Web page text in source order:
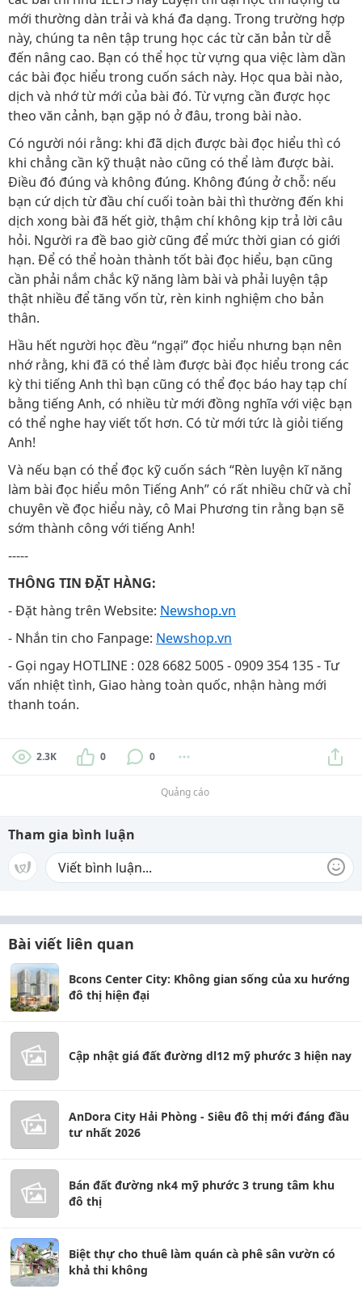
mới thường dàn trải và khá đa dạng. Trong trường hợp
này, chúng ta nên tập trung học các từ căn bản từ dễ
đến nâng cao. Bạn có thể học từ vựng qua việc làm dần
các bài đọc hiểu trong cuốn sách này. Học qua bài nào,
dịch và nhớ từ mới của bài đó. Từ vựng cần được học
theo văn cảnh, bạn gặp nó ở đâu, trong bài nào.
Có người nói rằng: khi đã dịch được bài đọc hiểu thì có
khi chẳng cần kỹ thuật nào cũng có thể làm được bài.
Điều đó đúng và không đúng. Không đúng ở chỗ: nếu
bạn cứ dịch từ đầu chí cuối toàn bài thì thường đến khi
dịch xong bài đã hết giờ, thậm chí không kịp trả lời câu
hỏi. Người ra đề bao giờ cũng để mức thời gian có giới
hạn. Để có thể hoàn thành tốt bài đọc hiểu, bạn cũng
cần phải nắm chắc kỹ năng làm bài và phải luyện tập
thật nhiều để tăng vốn từ, rèn kinh nghiệm cho bản
thân.
Hầu hết người học đều “ngại” đọc hiểu nhưng bạn nên
nhớ rằng, khi đã có thể làm được bài đọc hiểu trong các
kỳ thi tiếng Anh thì bạn cũng có thể đọc báo hay tạp chí
bằng tiếng Anh, có nhiều từ mới đồng nghĩa với việc bạn
có thể nghe hay viết tốt hơn. Có từ mới tức là giỏi tiếng
Anh!
Và nếu bạn có thể đọc kỹ cuốn sách “Rèn luyện kĩ năng
làm bài đọc hiểu môn Tiếng Anh” có rất nhiều chữ và chỉ
chuyên về đọc hiểu này, cô Mai Phương tin rằng bạn sẽ
sớm thành công với tiếng Anh!
-----
THÔNG TIN ĐẶT HÀNG:
- Đặt hàng trên Website: Newshop.vn
- Nhắn tin cho Fanpage: Newshop.vn
- Gọi ngay HOTLINE : 028 6682 5005 - 0909 354 135 - Tư
vấn nhiệt tình, Giao hàng toàn quốc, nhận hàng mới
thanh toán.
2.3K 0 0
Quảng cáo
Tham gia bình luận
Bài viết liên quan
Bcons Center City: Không gian sống của xu hướng
đô thị hiện đại
Cập nhật giá đất đường dl12 mỹ phước 3 hiện nay
AnDora City Hải Phòng - Siêu đô thị mới đáng đầu
tư nhất 2026
Bán đất đường nk4 mỹ phước 3 trung tâm khu
đô thị
Biệt thự cho thuê làm quán cà phê sân vườn có
khả thi không